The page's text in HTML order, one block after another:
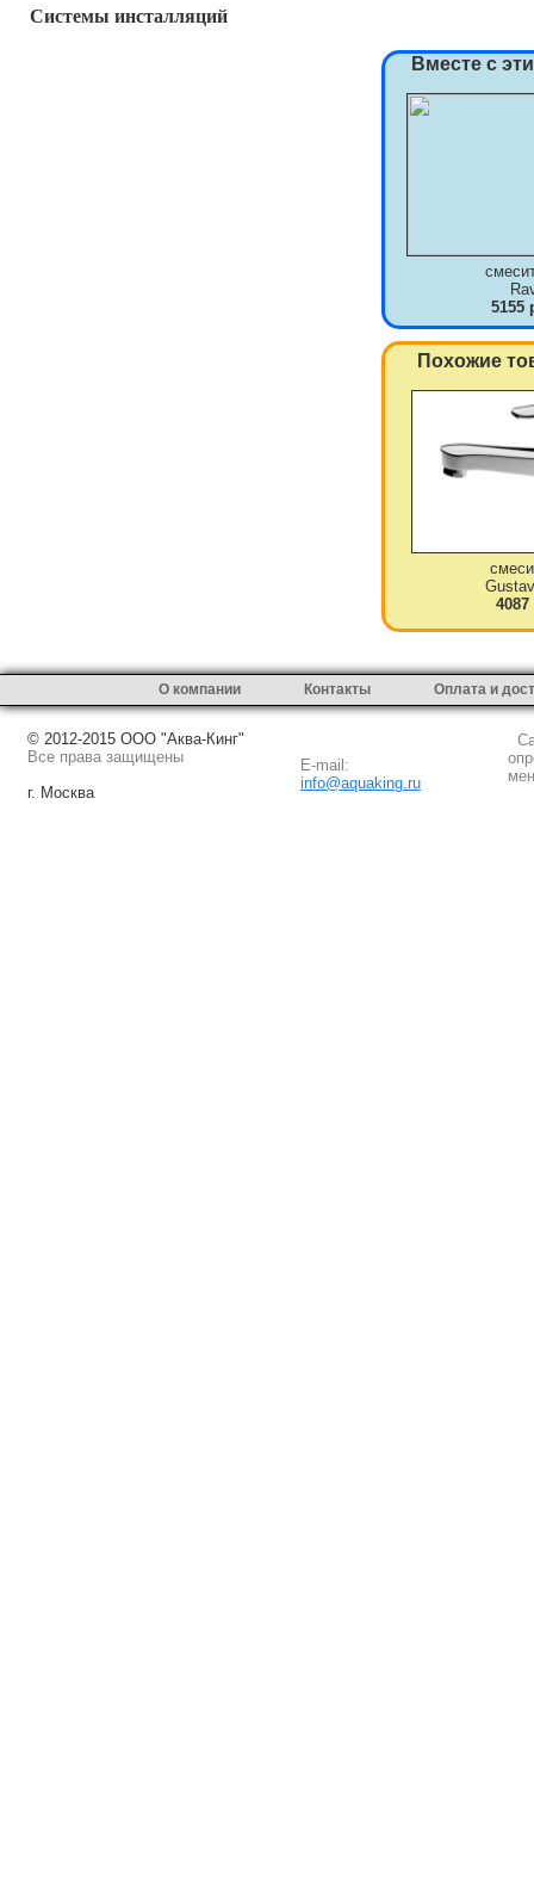
Системы инсталляций
Вместе с
5155
Похожие
4087
О компании Контакты Оплата и
© 2012-2015 ООО "Аква-Кинг"
Все права защищены
г. Москва
E-mail:
info@aquaking.ru